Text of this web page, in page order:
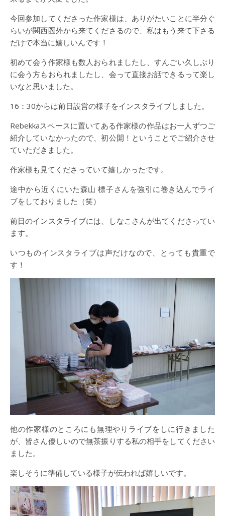
今回参加してくださった作家様は、ありがたいことに半分ぐ
らいが関西圏外から来てくださるので、私はもう来て下さる
だけで本当に嬉しいんです！
初めて会う作家様も数人おられましたし、すんごい久しぶり
に会う方もおられましたし、会って直接お話できるって楽し
いなと思いました。
16：30からは前日設営の様子をインスタライブしました。
Rebekkaスペースに置いてある作家様の作品はお一人ずつご
紹介していなかったので、初公開！ということでご紹介させ
ていただきました。
作家様も見てくださっていて嬉しかったです。
途中から近くにいた森山 標子さんを強引に巻き込んでライ
ブをしておりました（笑）
前日のインスタライブには、しなこさんが出てくださってい
ます。
いつものインスタライブは声だけなので、とっても貴重で
す！
他の作家様のところにも無理やりライブをしに行きました
が、皆さん優しいので無茶振りする私の相手をしてください
ました。
楽しそうに準備している様子が伝われば嬉しいです。